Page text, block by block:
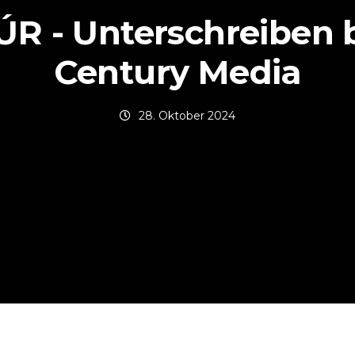
- Unterschreiben
Century Media
28. Oktober 2024